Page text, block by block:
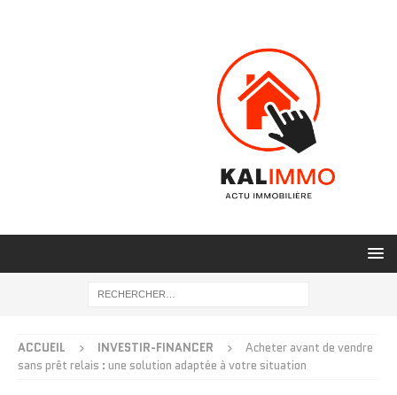
ACCUEIL INVESTIR-FINANCER
Acheter avant de vendre
sans prêt relais : une solution adaptée à votre situation